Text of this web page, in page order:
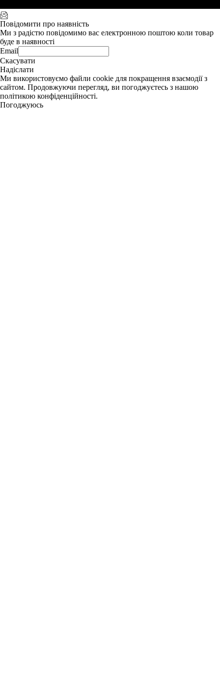
Повідомити про наявність
Ми з радістю повідомимо вас електронною поштою коли товар
буде в наявності
Email
Скасувати
Надіслати
Ми використовуємо файли cookie для покращення взаємодії з
сайтом. Продовжуючи перегляд, ви погоджуєтесь з нашою
політикою конфіденційності.
Погоджуюсь